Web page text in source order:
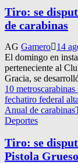
Tiro: se
de carabinas
AG Gamero 14
El domingo en
perteneciente al
Gracia, se
10 metros
fechatiro federal
Anual de carabinas
Deportes
Tiro: se
Pistola